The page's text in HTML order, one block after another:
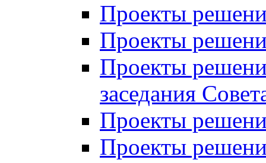
Проекты
Проекты
Проекты
заседания
Проекты
Проекты